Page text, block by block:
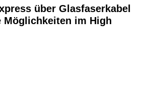
über Glasfaserkabel
Möglichkeiten im High